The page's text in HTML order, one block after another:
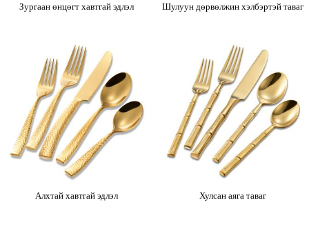
Зургаан өнцөгт хавтгай эдлэл
Алхтай хавтгай эдлэл
Шулуун дөрвөлжин хэлбэртэй таваг
Хулсан аяга таваг